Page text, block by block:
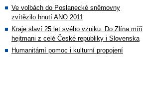
Ve volbách do Poslanecké sněmovny
zvítězilo hnutí ANO 2011
Kraje slaví 25 let svého vzniku. Do Zlína míří
hejtmani z celé České republiky i Slovenska
Humanitární pomoc i kulturní propojení